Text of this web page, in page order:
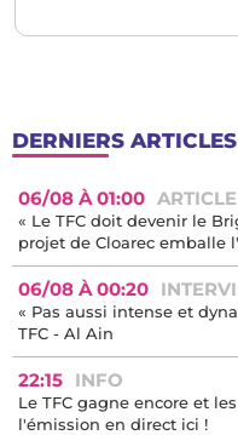
DERNIERS ARTICLES
06/08 À 01:00
« Le TFC doit devenir le
projet de Cloarec emballe
06/08 À 00:20
« Pas aussi intense et
TFC - Al Ain
22:15 INFO
Le TFC gagne encore et
l'émission en direct ici !